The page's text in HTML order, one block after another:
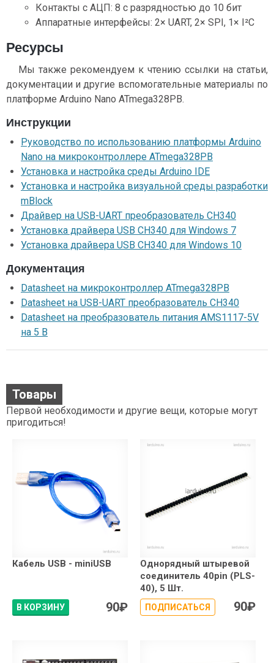
Контакты с АЦП: 8 с разрядностью до 10 бит
Аппаратные интерфейсы: 2× UART, 2× SPI, 1× I²C
Ресурсы
Мы также рекомендуем к чтению ссылки на статьи,
документации и другие вспомогательные материалы по
платформе Arduino Nano ATmega328PB.
Инструкции
Руководство по использованию платформы Arduino
Nano на микроконтроллере ATmega328PB
Установка и настройка среды Arduino IDE
Установка и настройка визуальной среды разработки
mBlock
Драйвер на USB-UART преобразователь CH340
Установка драйвера USB CH340 для Windows 7
Установка драйвера USB CH340 для Windows 10
Документация
Datasheet на микроконтроллер ATmega328PB
Datasheet на USB-UART преобразователь CH340
Datasheet на преобразователь питания AMS1117-5V
на 5 В
Товары
Первой необходимости и другие вещи, которые могут
пригодиться!
Кабель USB - miniUSB
В КОРЗИНУ 90₽
Однорядный штыревой
соединитель 40pin (PLS-
40), 5 Шт.
ПОДПИСАТЬСЯ 90₽